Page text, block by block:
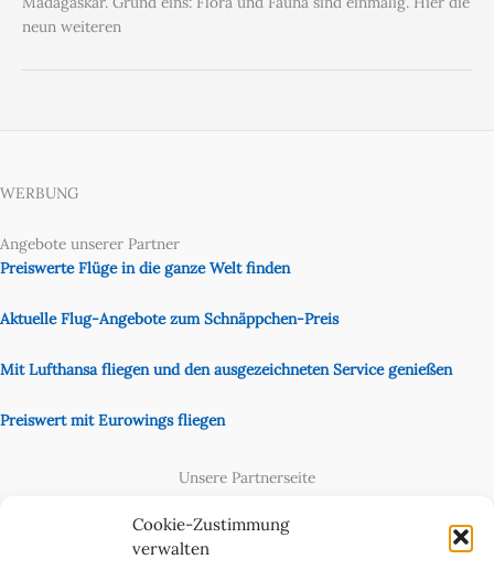
Cookie-Zustimmung
verwalten
neun weiteren
WERBUNG
Angebote unserer Partner
Preiswerte Flüge in die ganze Welt finden
Aktuelle Flug-Angebote zum Schnäppchen-Preis
Mit Lufthansa fliegen und den ausgezeichneten Service genießen
Preiswert mit Eurowings fliegen
Unsere Partnerseite